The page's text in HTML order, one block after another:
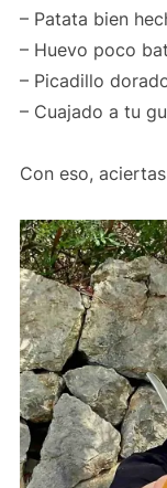
– Patata bien
– Huevo poco
– Picadillo
– Cuajado a tu
Con eso,